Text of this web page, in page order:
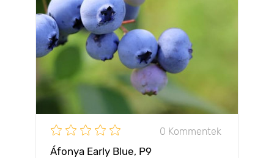
0 Kommentek
Áfonya Early Blue, P9